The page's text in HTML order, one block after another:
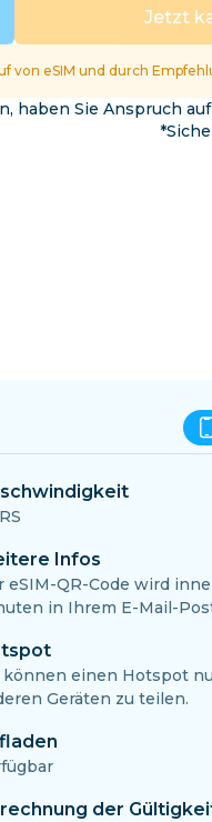
Jetzt
von eSIM und durch
haben Sie Anspruch
Infos
eSIM-QR-Code wird
in Ihrem E-Mail-
können einen Hotspot
Geräten zu teilen.
der